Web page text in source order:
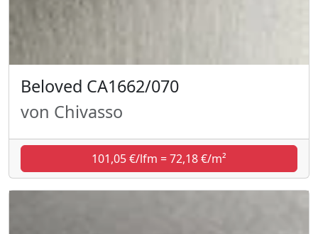
Beloved CA1662/070
von Chivasso
101,05 €/lfm = 72,18 €/m²